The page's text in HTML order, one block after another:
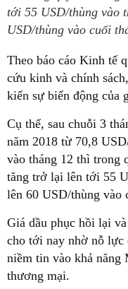
tới 55 USD/thùng vào
USD/thùng vào cuối
Theo báo cáo Kinh tế
cứu kinh và chính
kiến sự biến động của
Cụ thể, sau chuỗi 3
năm 2018 từ 70,8
vào tháng 12 thì trong
tăng trở lại lên tới 55
lên 60 USD/thùng vào
Giá dầu phục hồi lại
cho tới nay nhờ nỗ lực
niềm tin vào khả năng
thương mại.